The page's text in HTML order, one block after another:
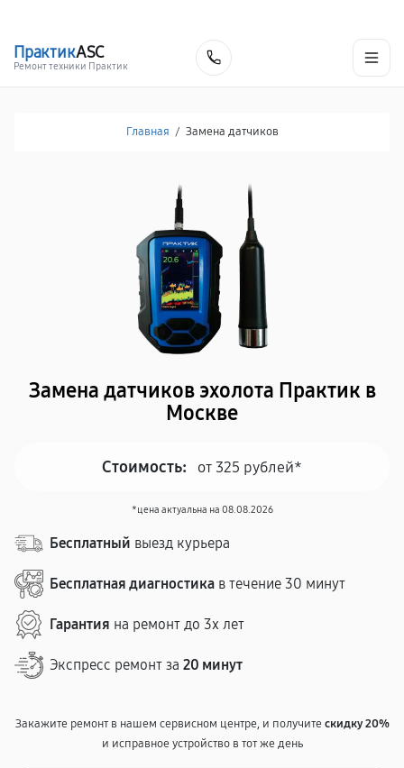
ПрактикASC
Ремонт техники Практик
Главная / Замена датчиков
Замена датчиков эхолота Практик в
Москве
Стоимость: от 325 рублей*
*цена актуальна на 08.08.2026
Бесплатный выезд курьера
Бесплатная диагностика в течение 30 минут
Гарантия на ремонт до 3х лет
Экспресс ремонт за 20 минут
Закажите ремонт в нашем сервисном центре, и получитескидку 20%
и исправное устройство в тот же день